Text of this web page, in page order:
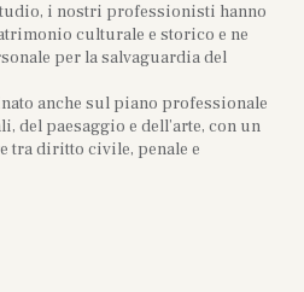
i nostri professionisti hanno
culturale e storico e ne
per la salvaguardia del
anche sul piano professionale
del paesaggio e dell’arte, con un
diritto civile, penale e